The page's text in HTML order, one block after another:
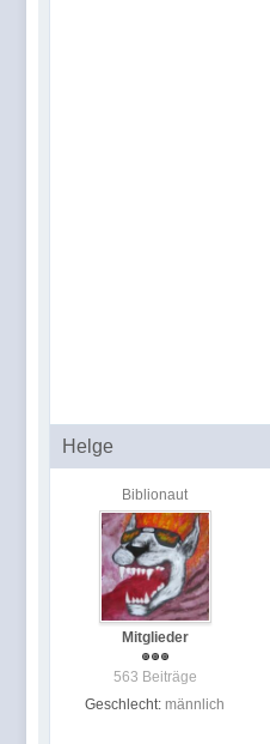
Helge
Biblionaut
Mitglieder
563 Beiträge
Geschlecht: männlich